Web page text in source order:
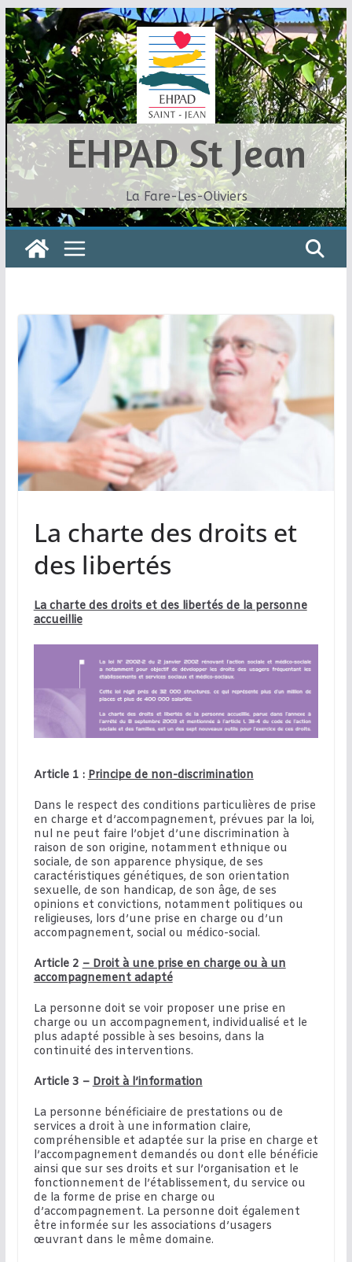
Skip
to
content
EHPAD St Jean
La Fare-Les-Oliviers
La charte des droits et
des libertés
La charte des droits et des libertés de la personne
accueillie
Article 1 :Principe de non-discrimination
Dans le respect des conditions particulières de prise
en charge et d’accompagnement, prévues par la loi,
nul ne peut faire l’objet d’une discrimination à
raison de son origine, notamment ethnique ou
sociale, de son apparence physique, de ses
caractéristiques génétiques, de son orientation
sexuelle, de son handicap, de son âge, de ses
opinions et convictions, notamment politiques ou
religieuses, lors d’une prise en charge ou d’un
accompagnement, social ou médico-social.
Article 2– Droit à une prise en charge ou à un
accompagnement adapté
La personne doit se voir proposer une prise en
charge ou un accompagnement, individualisé et le
plus adapté possible à ses besoins, dans la
continuité des interventions.
Article 3 –Droit à l’information
La personne bénéficiaire de prestations ou de
services a droit à une information claire,
compréhensible et adaptée sur la prise en charge et
l’accompagnement demandés ou dont elle bénéficie
ainsi que sur ses droits et sur l’organisation et le
fonctionnement de l’établissement, du service ou
de la forme de prise en charge ou
d’accompagnement. La personne doit également
être informée sur les associations d’usagers
œuvrant dans le même domaine.